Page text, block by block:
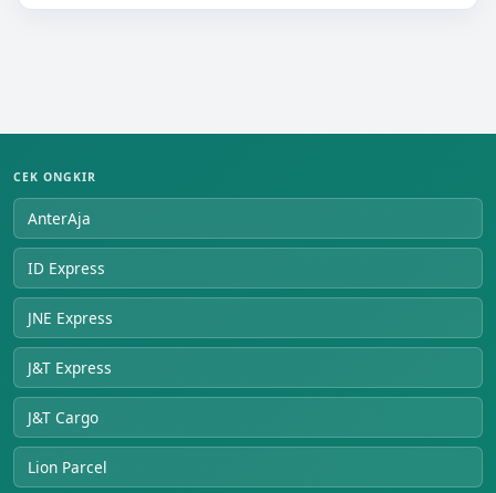
CEK ONGKIR
AnterAja
ID Express
JNE Express
J&T Express
J&T Cargo
Lion Parcel